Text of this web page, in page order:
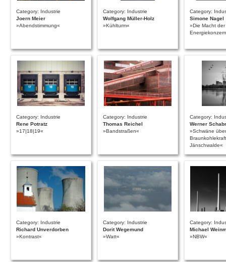
Category: Industrie
Joern Meier
»Abendstimmung«
Category: Industrie
Wolfgang Müller-Holz
»Kühlturm«
Category:
Simone Nagel
»Die Macht der
Category: Industrie
Rene Potratz
»17|18|19«
Category: Industrie
Thomas Reichel
»Bandstraßen«
Category:
Werner
»Schwäne
Jänschwalde«
Category: Industrie
Richard Unverdorben
»Kontrast«
Category: Industrie
Dorit Wegemund
»Watt«
Category:
Michael
»NBW«